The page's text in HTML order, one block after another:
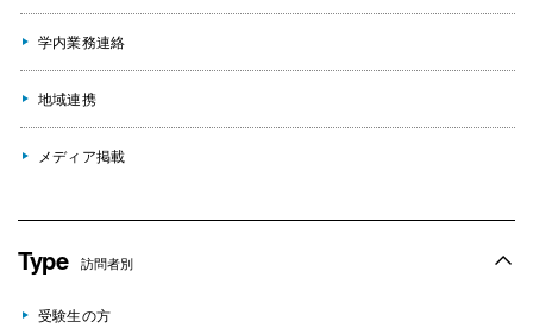
学内業務連絡
地域連携
メディア掲載
Type 訪問者別
受験生の方